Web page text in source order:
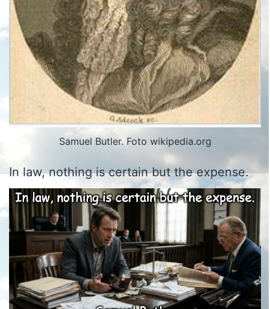
Samuel Butler. Foto wikipedia.org
In law, nothing is certain but the expense.